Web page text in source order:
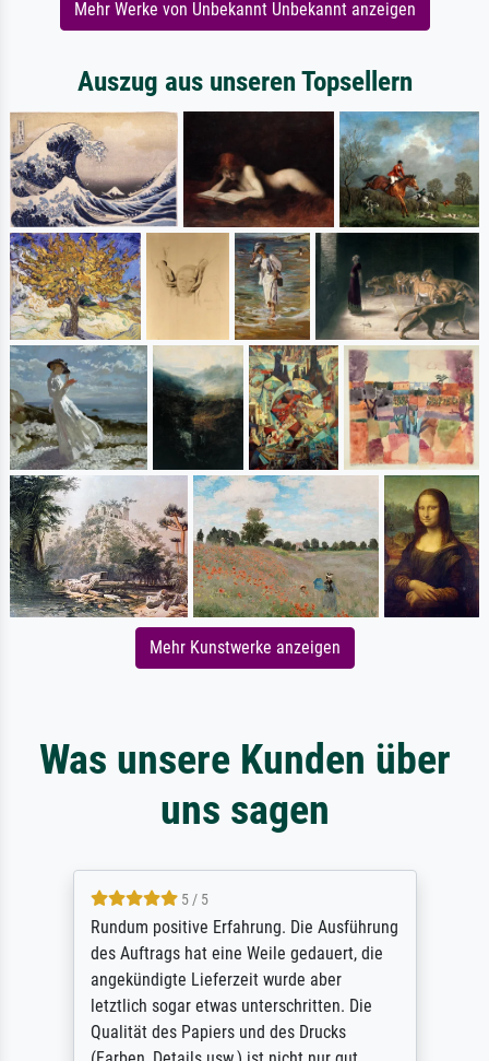
Mehr Werke von Unbekannt Unbekannt anzeigen
Auszug aus unseren Topsellern
Mehr Kunstwerke anzeigen
Was unsere Kunden über
uns sagen
5 / 5
Rundum positive Erfahrung. Die Ausführung
des Auftrags hat eine Weile gedauert, die
angekündigte Lieferzeit wurde aber
letztlich sogar etwas unterschritten. Die
Qualität des Papiers und des Drucks